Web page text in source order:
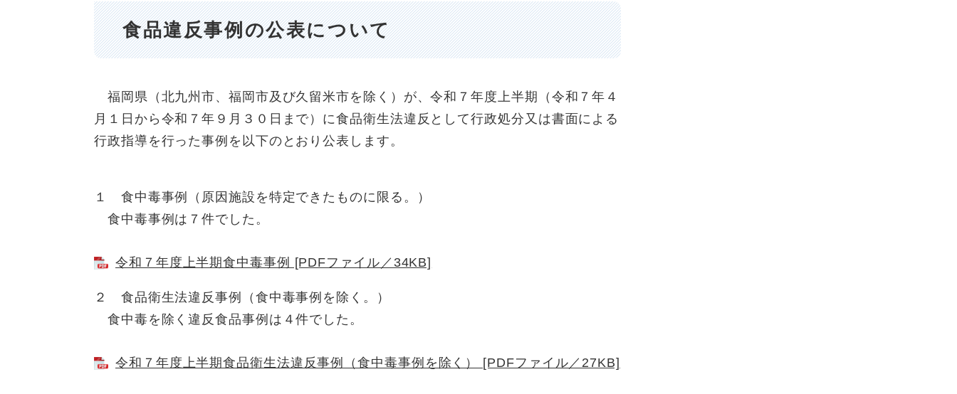
食品違反事例の公表について
福岡県（北九州市、福岡市及び久留米市を除く）が、令和７年度上半期（令和７年４
月１日から令和７年９月３０日まで）に食品衛生法違反として行政処分又は書面による
行政指導を行った事例を以下のとおり公表します。
１ 食中毒事例（原因施設を特定できたものに限る。）
食中毒事例は７件でした。
令和７年度上半期食中毒事例 [PDFファイル／34KB]
２ 食品衛生法違反事例（食中毒事例を除く。）
食中毒を除く違反食品事例は４件でした。
令和７年度上半期食品衛生法違反事例（食中毒事例を除く） [PDFファイル／27KB]